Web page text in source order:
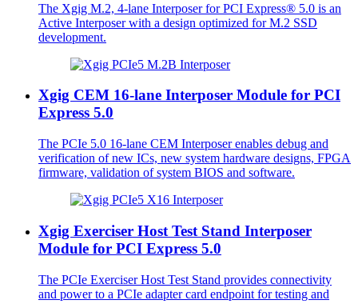
The Xgig M.2, 4-lane Interposer for PCI Express® 5.0 is an
Active Interposer with a design optimized for M.2 SSD
development.
Xgig CEM 16-lane Interposer Module for PCI
Express 5.0
The PCIe 5.0 16-lane CEM Interposer enables debug and
verification of new ICs, new system hardware designs, FPGA
firmware, validation of system BIOS and software.
Xgig Exerciser Host Test Stand Interposer
Module for PCI Express 5.0
The PCIe Exerciser Host Test Stand provides connectivity
and power to a PCIe adapter card endpoint for testing and